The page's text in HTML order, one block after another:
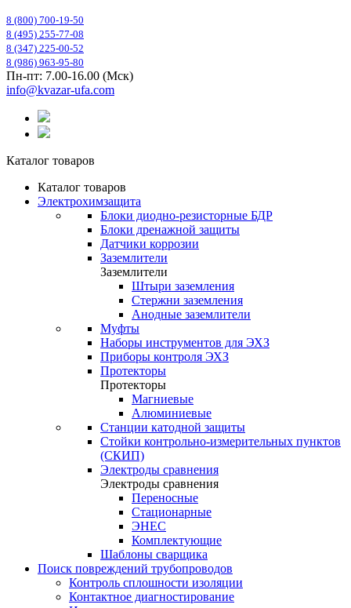
8 (800) 700-19-50
8 (495) 255-77-08
8 (347) 225-00-52
8 (986) 963-95-80
Пн-пт: 7.00-16.00 (Мск)
info@kvazar-ufa.com
Каталог товаров
Каталог товаров
Электрохимзащита
Блоки диодно-резисторные БДР
Блоки дренажной защиты
Датчики коррозии
Заземлители
Заземлители
Штыри заземления
Стержни заземления
Анодные заземлители
Муфты
Наборы инструментов для ЭХЗ
Приборы контроля ЭХЗ
Протекторы
Протекторы
Магниевые
Алюминиевые
Станции катодной защиты
Стойки контрольно-измерительных пунктов
(СКИП)
Электроды сравнения
Электроды сравнения
Переносные
Стационарные
ЭНЕС
Комплектующие
Шаблоны сварщика
Поиск повреждений трубопроводов
Контроль сплошности изоляции
Контактное диагностирование